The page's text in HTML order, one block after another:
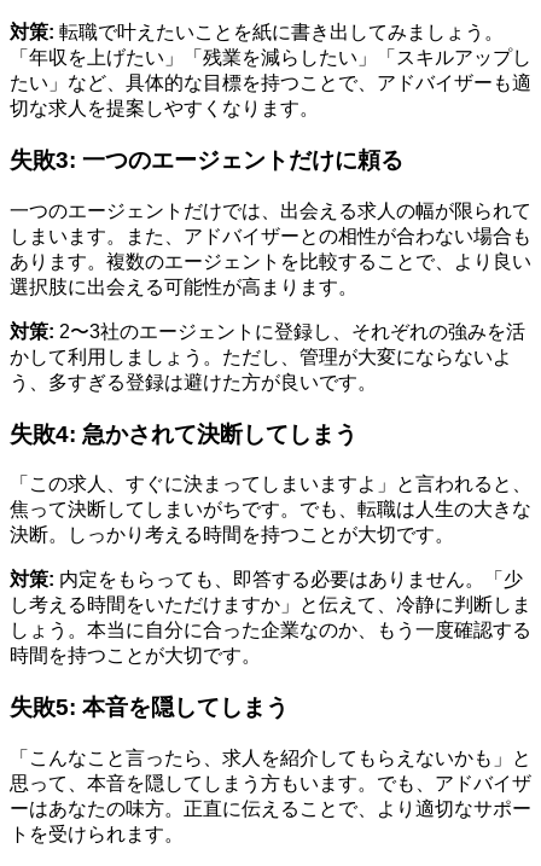
対策: 転職で叶えたいことを紙に書き出してみましょう。
「年収を上げたい」「残業を減らしたい」「スキルアップし
たい」など、具体的な目標を持つことで、アドバイザーも適
切な求人を提案しやすくなります。
失敗3: 一つのエージェントだけに頼る
一つのエージェントだけでは、出会える求人の幅が限られて
しまいます。また、アドバイザーとの相性が合わない場合も
あります。複数のエージェントを比較することで、より良い
選択肢に出会える可能性が高まります。
対策: 2〜3社のエージェントに登録し、それぞれの強みを活
かして利用しましょう。ただし、管理が大変にならないよ
う、多すぎる登録は避けた方が良いです。
失敗4: 急かされて決断してしまう
「この求人、すぐに決まってしまいますよ」と言われると、
焦って決断してしまいがちです。でも、転職は人生の大きな
決断。しっかり考える時間を持つことが大切です。
対策: 内定をもらっても、即答する必要はありません。「少
し考える時間をいただけますか」と伝えて、冷静に判断しま
しょう。本当に自分に合った企業なのか、もう一度確認する
時間を持つことが大切です。
失敗5: 本音を隠してしまう
「こんなこと言ったら、求人を紹介してもらえないかも」と
思って、本音を隠してしまう方もいます。でも、アドバイザ
ーはあなたの味方。正直に伝えることで、より適切なサポー
トを受けられます。